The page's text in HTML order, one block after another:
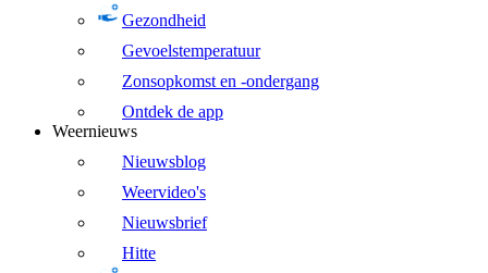
Gezondheid
Gevoelstemperatuur
Zonsopkomst en -ondergang
Ontdek de app
Weernieuws
Nieuwsblog
Weervideo's
Nieuwsbrief
Hitte